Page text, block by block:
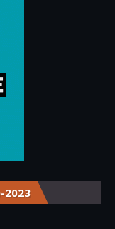
2023